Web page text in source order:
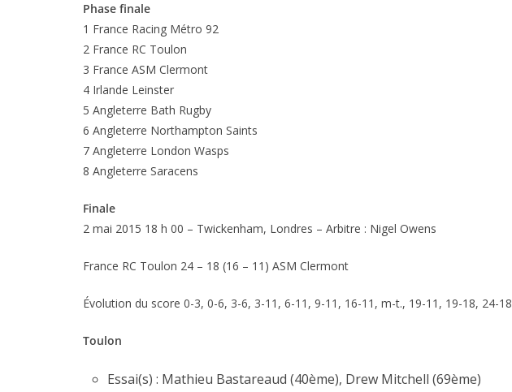
Phase finale
1 France Racing Métro 92
2 France RC Toulon
3 France ASM Clermont
4 Irlande Leinster
5 Angleterre Bath Rugby
6 Angleterre Northampton Saints
7 Angleterre London Wasps
8 Angleterre Saracens
Finale
2 mai 2015 18 h 00 – Twickenham, Londres – Arbitre : Nigel Owens
France RC Toulon 24 – 18 (16 – 11) ASM Clermont
Évolution du score 0-3, 0-6, 3-6, 3-11, 6-11, 9-11, 16-11, m-t., 19-11, 19-18, 24-18
Toulon
Essai(s) : Mathieu Bastareaud (40ème), Drew Mitchell (69ème)